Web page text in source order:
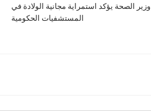
وزير الصحة يؤكد استمراية مجانية الولادة في
المستشفيات الحكومية